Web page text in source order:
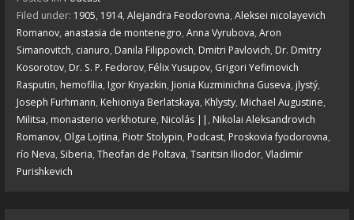
Filed under: 1905, 1914, Alejandra Feodorovna, Aleksei nicolayevich
Romanov, anastasia de montenegro, Anna Vyrubova, Aron
Simanovitch, cianuro, Danila Filippovich, Dmitri Pavlovich, Dr. Dmitry
Kosorotov, Dr. S. P. Fedorov, Félix Yusupov, Grigori Yefimovich
Rasputin, hemofilia, Igor Knyazkin, Jionia Kuzminichna Guseva, jlystý,
Joseph Furhmann, Kehioniya Berlatskaya, Khlysty, Michael Augustine,
Militsa, monasterio verkhoture, Nicolás || , Nikolai Aleksandrovich
Romanov, Olga Lojtina, Piotr Stolypin, Podcast, Proskovia fyodorovna,
río Neva, Siberia, Theofan de Poltava, Tsaritsin Iliodor, Vladimir
Purishkevich